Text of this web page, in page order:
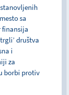
sa
finansija
društva
i
za
borbi protiv